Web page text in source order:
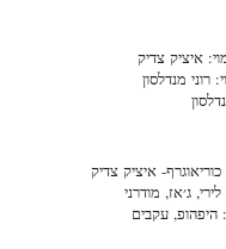
איציק צדיק
רוני מנדלסון
איציק צדיק
לירי, ג׳אז, מודרני
היפהופ, עקבים